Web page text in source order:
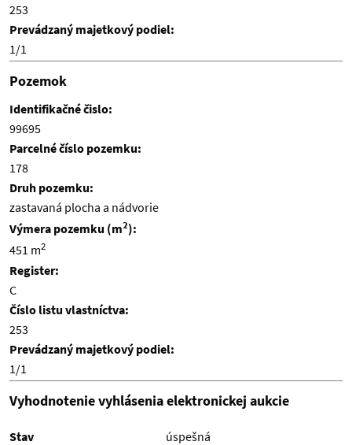
253
Prevádzaný majetkový podiel:
1/1
Pozemok
Identifikačné čislo:
99695
Parcelné číslo pozemku:
178
Druh pozemku:
zastavaná plocha a nádvorie
Výmera pozemku (m2):
451 m2
Register:
C
Číslo listu vlastníctva:
253
Prevádzaný majetkový podiel:
1/1
Vyhodnotenie vyhlásenia elektronickej aukcie
Stav úspešná